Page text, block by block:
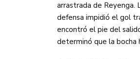
arrastrada de Reyenga.
defensa impidió el gol
encontró el pie del
determinó que la bocha